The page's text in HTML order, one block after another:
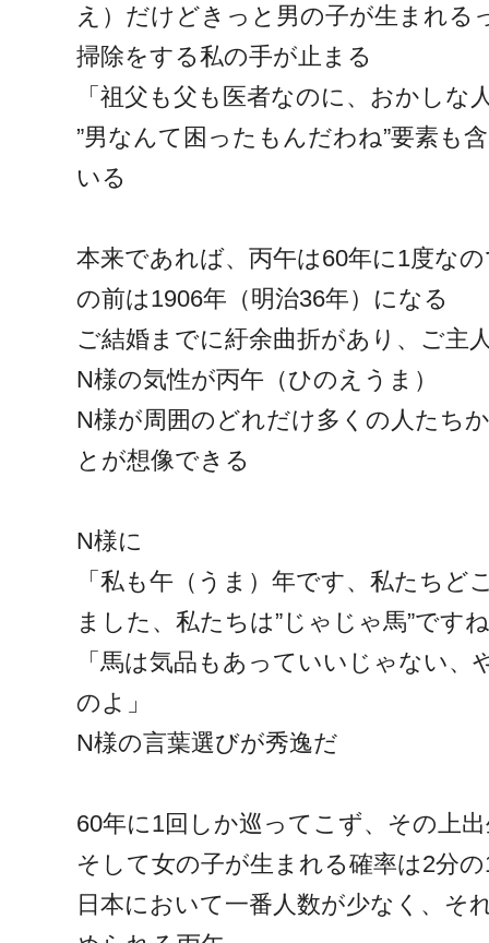
え）だけどきっと男の子が生まれる
掃除をする私の手が止まる
「祖父も父も医者なのに、おかしな
”男なんて困ったもんだわね”要素も
いる
本来であれば、丙午は60年に1度な
の前は1906年（明治36年）になる
ご結婚までに紆余曲折があり、ご主
N様の気性が丙午（ひのえうま）
N様が周囲のどれだけ多くの人たち
とが想像できる
N様に
「私も午（うま）年です、私たちど
ました、私たちは”じゃじゃ馬”です
「馬は気品もあっていいじゃない、
のよ」
N様の言葉選びが秀逸だ
60年に1回しか巡ってこず、その上
そして女の子が生まれる確率は2分の
日本において一番人数が少なく、そ